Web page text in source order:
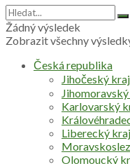
Žádný výsledek
Zobrazit všechny
Česká republika
Jihočeský kraj
Karlovarský
Liberecký kraj
Olomoucký